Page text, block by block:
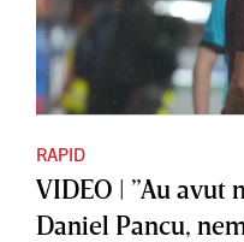
RAPID
VIDEO | ”Au avut
Daniel Pancu,